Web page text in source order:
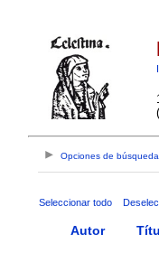
(
Opciones de
Seleccionar todo
Autor